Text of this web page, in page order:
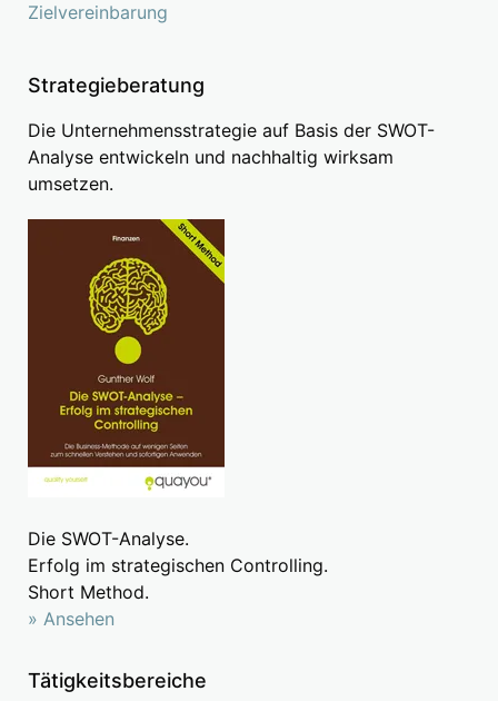
Zielvereinbarung
Strategieberatung
Die Unternehmensstrategie auf Basis der SWOT-
Analyse entwickeln und nachhaltig wirksam
umsetzen.
Die SWOT-Analyse.
Erfolg im strategischen Controlling.
Short Method.
» Ansehen
Tätigkeitsbereiche